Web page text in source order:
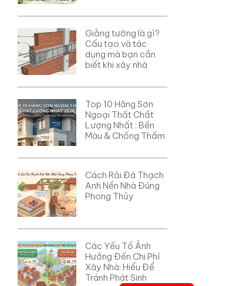
Giằng tường là gì?
Cấu tạo và tác
dụng mà bạn cần
biết khi xây nhà
Top 10 Hãng Sơn
Ngoại Thất Chất
Lượng Nhất : Bền
Màu & Chống Thấm
Cách Rải Đá Thạch
Anh Nền Nhà Đúng
Phong Thủy
Các Yếu Tố Ảnh
Hưởng Đến Chi Phí
Xây Nhà: Hiểu Để
Tránh Phát Sinh